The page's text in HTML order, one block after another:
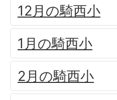
12月の騎西小
1月の騎西小
2月の騎西小